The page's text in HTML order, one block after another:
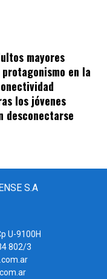
mayores
protagonismo en la
los jóvenes
desconectarse
S.A
U-9100H
802/3